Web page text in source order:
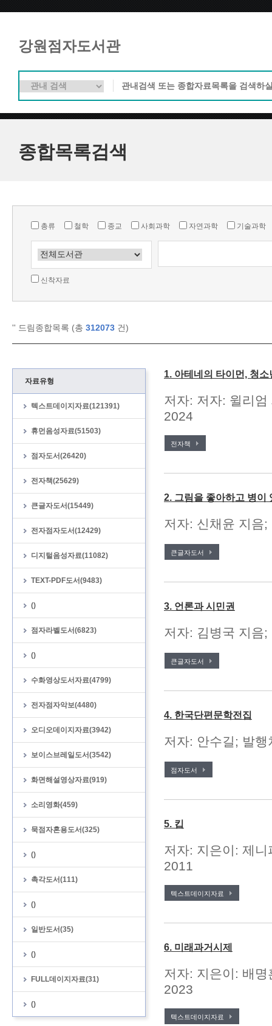
강원점자도서관
종합목록검색
총류 철학 종교 사회과학 자연과학 기술과학
신착자료
'' 드림종합목록 (총 312073 건)
자료유형
텍스트데이지자료(121391)
휴먼음성자료(51503)
점자도서(26420)
전자책(25629)
큰글자도서(15449)
전자점자도서(12429)
디지털음성자료(11082)
TEXT-PDF도서(9483)
()
점자라벨도서(6823)
()
수화영상도서자료(4799)
전자점자악보(4480)
오디오데이지자료(3942)
보이스브레일도서(3542)
화면해설영상자료(919)
소리영화(459)
묵점자혼용도서(325)
()
촉각도서(111)
()
일반도서(35)
()
FULL데이지자료(31)
()
1. 아테네의 타이먼, 청
저자: 저자: 윌리
2024
전자책
2. 그림을 좋아하고 병이
저자: 신채윤 지음
큰글자도서
3. 언론과 시민권
저자: 김병국 지음
큰글자도서
4. 한국단편문학전집
저자: 안수길; 발
점자도서
5. 킵
저자: 지은이: 제
2011
텍스트데이지자료
6. 미래과거시제
저자: 지은이: 배
2023
텍스트데이지자료